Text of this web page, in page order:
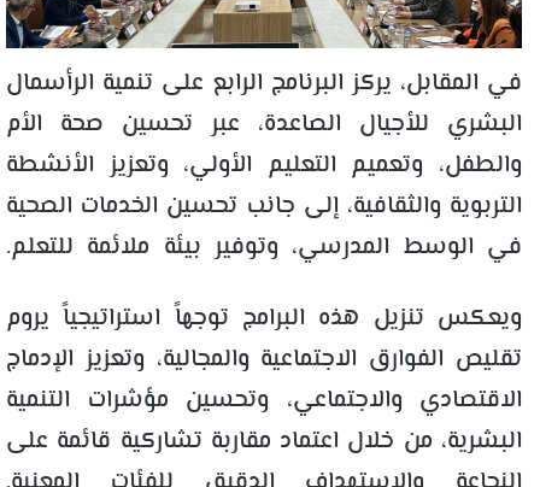
في المقابل، يركز البرنامج الرابع على تنمية الرأسمال
البشري للأجيال الصاعدة، عبر تحسين صحة الأم
والطفل، وتعميم التعليم الأولي، وتعزيز الأنشطة
التربوية والثقافية، إلى جانب تحسين الخدمات الصحية
في الوسط المدرسي، وتوفير بيئة ملائمة للتعلم.
ويعكس تنزيل هذه البرامج توجهاً استراتيجياً يروم
تقليص الفوارق الاجتماعية والمجالية، وتعزيز الإدماج
الاقتصادي والاجتماعي، وتحسين مؤشرات التنمية
البشرية، من خلال اعتماد مقاربة تشاركية قائمة على